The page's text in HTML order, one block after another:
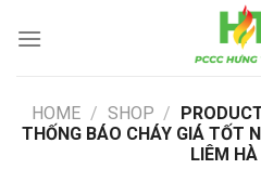
HOME / SHOP /
THỐNG BÁO CHÁY GIÁ TỐT
LIÊM HÀ